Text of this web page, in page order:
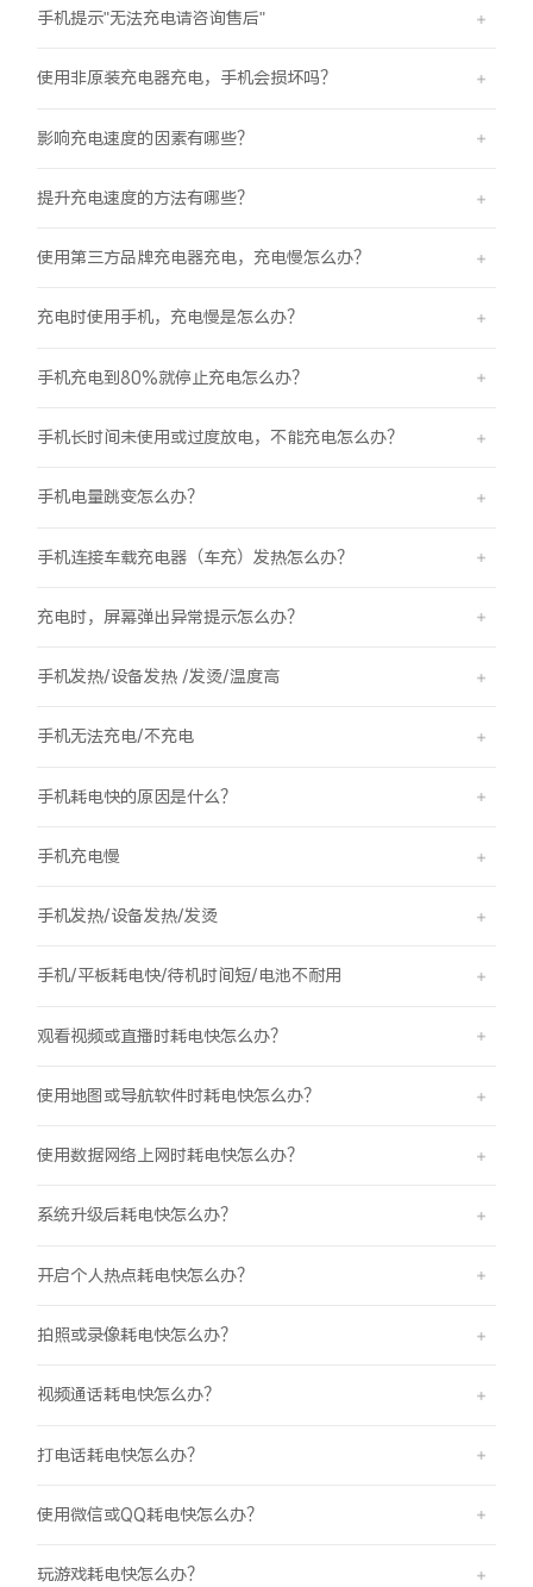
手机提示"无法充电请咨询售后"
使用非原装充电器充电，手机会损坏吗？
影响充电速度的因素有哪些？
提升充电速度的方法有哪些？
使用第三方品牌充电器充电，充电慢怎么办？
充电时使用手机，充电慢是怎么办？
手机充电到80%就停止充电怎么办？
手机长时间未使用或过度放电，不能充电怎么办？
手机电量跳变怎么办？
手机连接车载充电器（车充）发热怎么办？
充电时，屏幕弹出异常提示怎么办？
手机发热/设备发热 /发烫/温度高
手机无法充电/不充电
手机耗电快的原因是什么？
手机充电慢
手机发热/设备发热/发烫
手机/平板耗电快/待机时间短/电池不耐用
观看视频或直播时耗电快怎么办？
使用地图或导航软件时耗电快怎么办？
使用数据网络上网时耗电快怎么办？
系统升级后耗电快怎么办？
开启个人热点耗电快怎么办？
拍照或录像耗电快怎么办？
视频通话耗电快怎么办？
打电话耗电快怎么办？
使用微信或QQ耗电快怎么办？
玩游戏耗电快怎么办？